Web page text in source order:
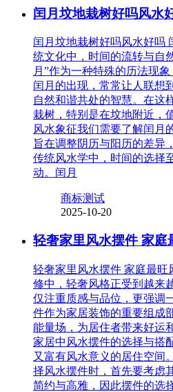
闰月坟地栽树好吗风水
闰月坟地栽树好吗风水好吗
统文化中，时间的流转与自
月”作为一种特殊的历法现
闰月的出现，常常让人联想
自然和谐共处的智慧。在这
栽树，特别是在坟地附近，
风水象征我们需要了解闰月
旨在调整阴历与阳历的差异
传统风水学中，时间的选择
动。闰月
商标测试
2025-10-20
轻奢家里风水摆件 家庭
轻奢家里风水摆件 家庭最旺
修中，轻奢风格正受到越来
仅注重质感与品位，更强调
件作为家居装饰的重要组成
能量场，为居住者带来好运
家居中风水摆件的选择与搭
又富有风水意义的居住空间
择风水摆件时，首先要考虑
简约与高雅，因此摆件的选